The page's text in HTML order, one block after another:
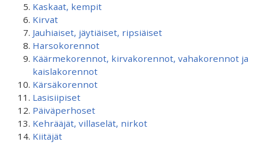
Kaskaat, kempit
Kirvat
Jauhiaiset, jäytiäiset, ripsiäiset
Harsokorennot
Käärmekorennot, kirvakorennot, vahakorennot ja
kaislakorennot
Kärsäkorennot
Lasisiipiset
Päiväperhoset
Kehrääjät, villaselät, nirkot
Kiitäjät